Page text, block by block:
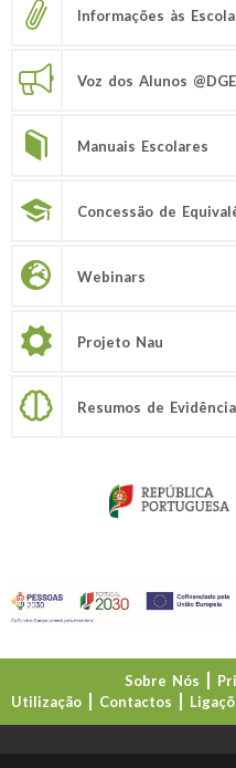
Informações às
Voz dos Alunos @DGE
Manuais Escolares
Concessão de
Webinars
Projeto Nau
Resumos de
Sobre Nós
Utilização
Contactos